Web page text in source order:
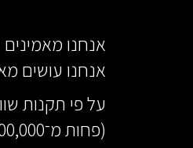
אנחנו מאמינים
אנחנו עושים
(פחות מ־100,000 ₪ בשנה), אתר זה פטור מחובת הנגשה מלאה.